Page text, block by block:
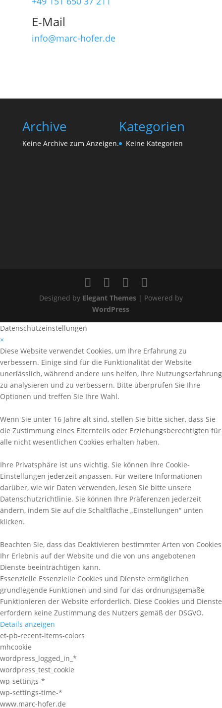
E-Mail
info@marc-hofer.de
Archive
Keine Archive zum Anzeigen.
Kategorien
Keine Kategorien
Designed by Elegant Themes| Powered by
WordPress
Datenschutzeinstellungen
×
Diese Website verwendet Cookies, um Ihre Erfahrung zu
verbessern. Einige sind für die Funktionalität der Website
unerlässlich, während andere uns helfen, Ihre Nutzungserfahrung
zu analysieren und zu verbessern. Bitte überprüfen Sie Ihre
Optionen und treffen Sie Ihre Wahl.
Wenn Sie unter 16 Jahre alt sind, stellen Sie bitte sicher, dass Sie
die Zustimmung eines Elternteils oder Erziehungsberechtigten für
alle nicht wesentlichen Cookies erhalten haben.
Ihre Privatsphäre ist uns wichtig. Sie können Ihre Cookie-
Einstellungen jederzeit anpassen. Für weitere Informationen
darüber, wie wir Daten verwenden, lesen Sie bitte unsere
Datenschutzrichtlinie. Sie können Ihre Präferenzen jederzeit
ändern, indem Sie auf die Schaltfläche „Einstellungen“ unten
klicken.
Beachten Sie, dass das Deaktivieren bestimmter Arten von Cookies
Ihr Erlebnis auf der Website und die von uns angebotenen
Dienste beeinträchtigen kann.
Essenzielle Essenzielle Cookies und Dienste ermöglichen
grundlegende Funktionen und sind für das ordnungsgemäße
Funktionieren der Website erforderlich. Diese Cookies und Dienste
erfordern keine Zustimmung des Nutzers gemäß der DSGVO.
Details anzeigen
et-pb-recent-items-colors
mhcookie
wordpress_logged_in_*
wordpress_test_cookie
wp-settings-*
wp-settings-time-*
www.marc-hofer.de